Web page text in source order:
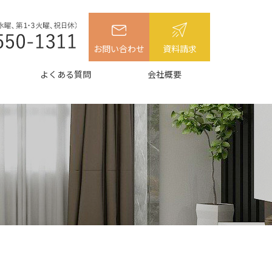
お問い合わせ 資料請求
よくある質問 会社概要